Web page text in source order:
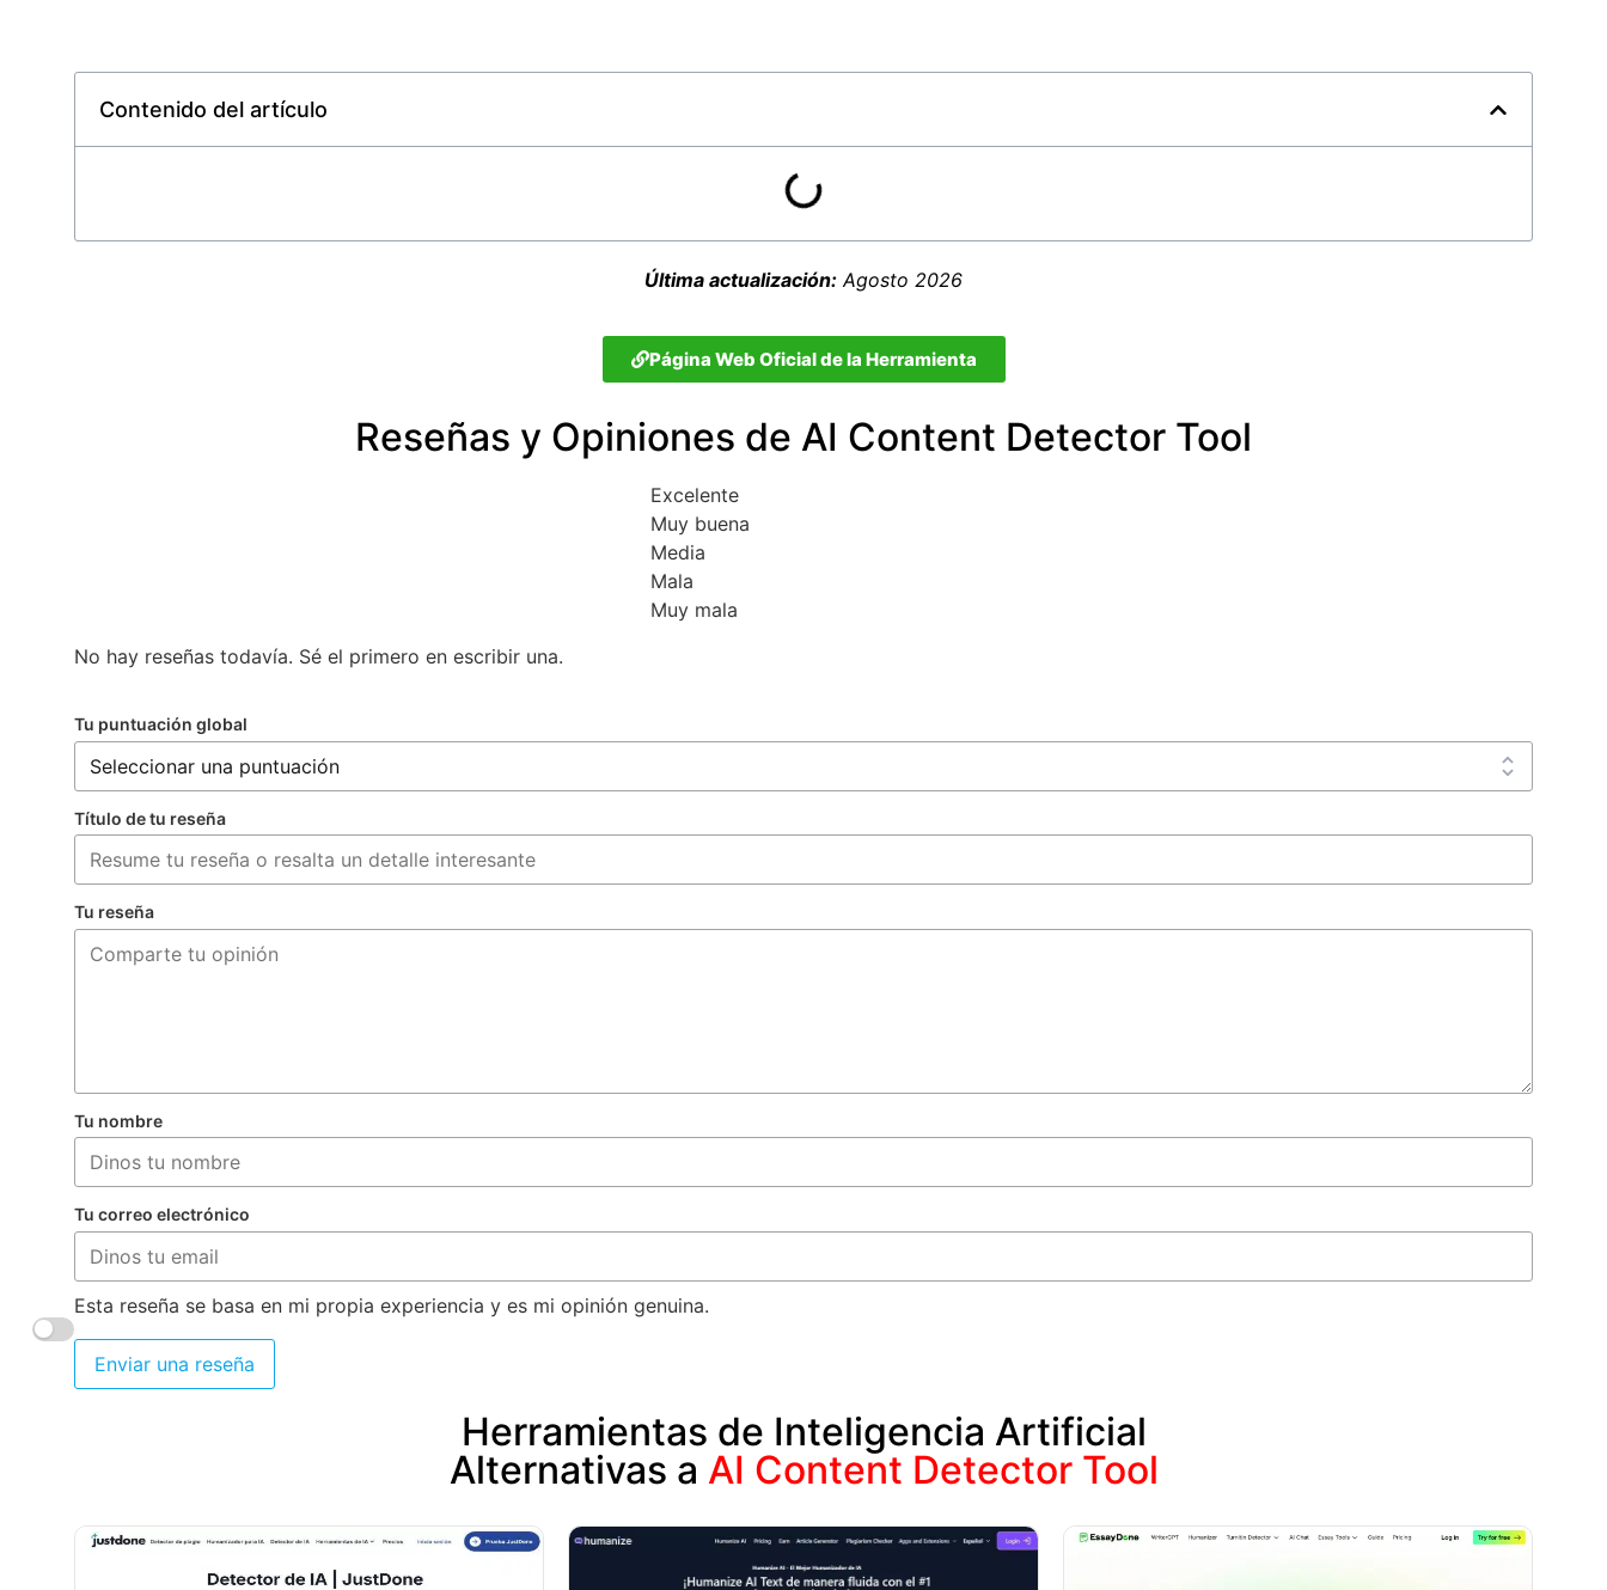
Contenido del artículo
Última actualización: Agosto 2026
Página Web Oficial de la Herramienta
Reseñas y Opiniones de AI Content Detector Tool
Excelente
Muy buena
Media
Mala
Muy mala
No hay reseñas todavía. Sé el primero en escribir una.
Tu puntuación global
Título de tu reseña
Tu reseña
Tu nombre
Tu correo electrónico
Esta reseña se basa en mi propia experiencia y es mi opinión genuina.
Enviar una reseña
Herramientas de Inteligencia Artificial
Alternativas a AI Content Detector Tool